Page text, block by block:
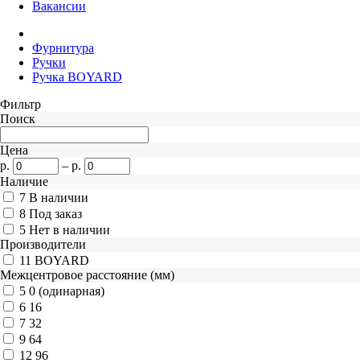
Вакансии
Фурнитура
Ручки
Ручка BOYARD
Фильтр
Поиск
Цена
р.
– р.
Наличие
7 В наличии
8 Под заказ
5 Нет в наличии
Производители
11 BOYARD
Межцентровое расстояние (мм)
5 0 (одинарная)
6 16
7 32
9 64
12 96